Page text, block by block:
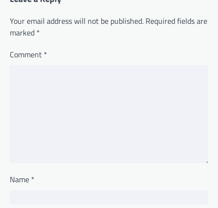
Your email address will not be published. Required fields are
marked *
Comment *
Name *